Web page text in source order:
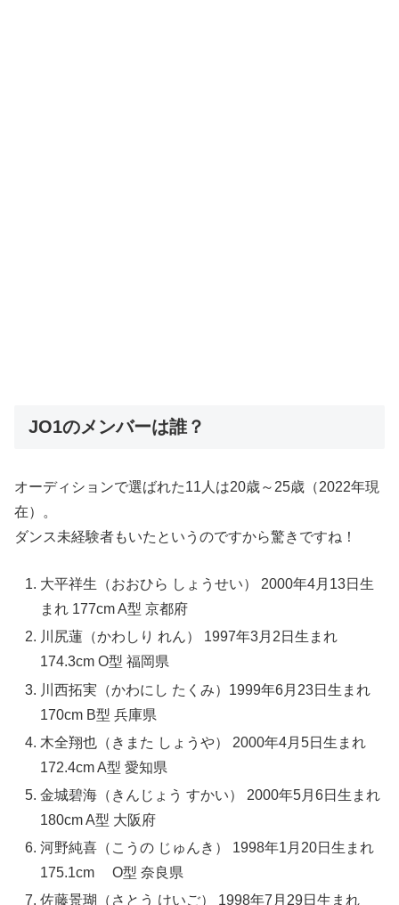
JO1のメンバーは誰？
オーディションで選ばれた11人は20歳～25歳（2022年現
在）。
ダンス未経験者もいたというのですから驚きですね！
大平祥生（おおひら しょうせい） 2000年4月13日生
まれ 177cm A型 京都府
川尻蓮（かわしり れん） 1997年3月2日生まれ
174.3cm O型 福岡県
川西拓実（かわにし たくみ）1999年6月23日生まれ
170cm B型 兵庫県
木全翔也（きまた しょうや） 2000年4月5日生まれ
172.4cm A型 愛知県
金城碧海（きんじょう すかい） 2000年5月6日生まれ
180cm A型 大阪府
河野純喜（こうの じゅんき） 1998年1月20日生まれ
175.1cm O型 奈良県
佐藤景瑚（さとう けいご） 1998年7月29日生まれ